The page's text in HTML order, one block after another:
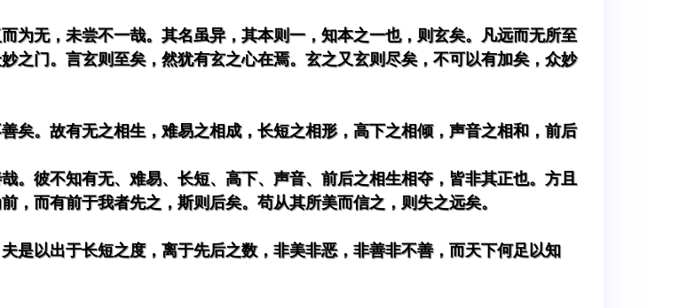
为无，未尝不一哉。其名虽异，其本则一，知本之一也，则玄矣。凡远而无所至
之门。言玄则至矣，然犹有玄之心在焉。玄之又玄则尽矣，不可以有加矣，众妙
矣。故有无之相生，难易之相成，长短之相形，高下之相倾，声音之相和，前后
。彼不知有无、难易、长短、高下、声音、前后之相生相夺，皆非其正也。方且
，而有前于我者先之，斯则后矣。苟从其所美而信之，则失之远矣。
是以出于长短之度，离于先后之数，非美非恶，非善非不善，而天下何足以知